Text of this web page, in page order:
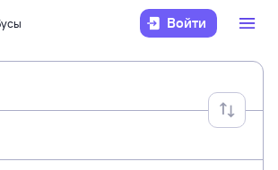
Войти